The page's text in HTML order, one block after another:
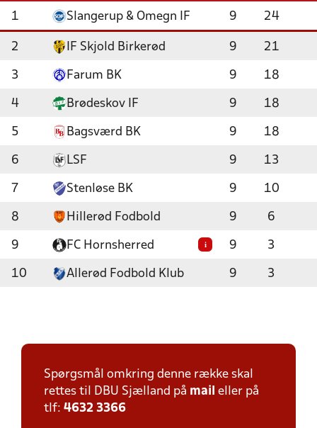
1 Slangerup & Omegn IF 9 24
2 IF Skjold Birkerød 9 21
3 Farum BK 9 18
4 Brødeskov IF 9 18
5 Bagsværd BK 9 18
6 LSF 9 13
7 Stenløse BK 9 10
8 Hillerød Fodbold 9 6
9 FC Hornsherred i 9 3
10 Allerød Fodbold Klub 9 3
Spørgsmål omkring denne række skal
rettes til DBU Sjælland på mail eller på
tlf: 4632 3366